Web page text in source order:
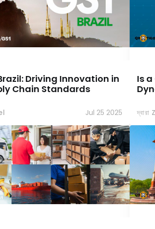
Driving Innovation in
Chain Standards
Jul 25 2025
Is a
দ্বারা